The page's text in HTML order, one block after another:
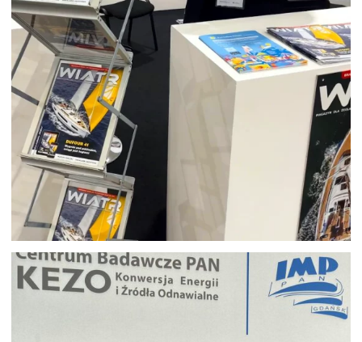
HOSTESSA NA POLAND BOAT SHOW